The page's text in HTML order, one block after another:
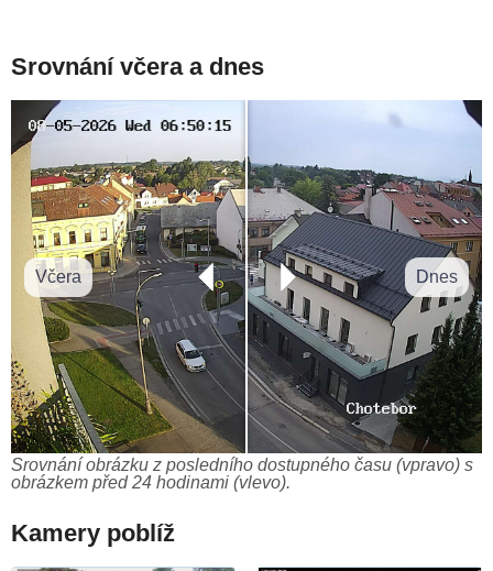
Srovnání včera a dnes
Včera Dnes
Srovnání obrázku z posledního dostupného času (vpravo) s
obrázkem před 24 hodinami (vlevo).
Kamery poblíž